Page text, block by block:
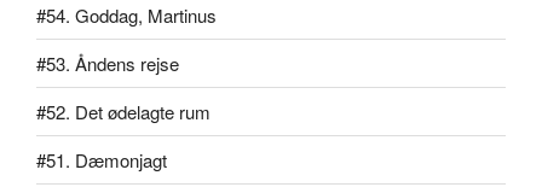
#54. Goddag, Martinus
#53. Åndens rejse
#52. Det ødelagte rum
#51. Dæmonjagt